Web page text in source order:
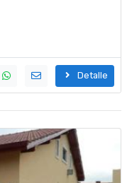
Detalle